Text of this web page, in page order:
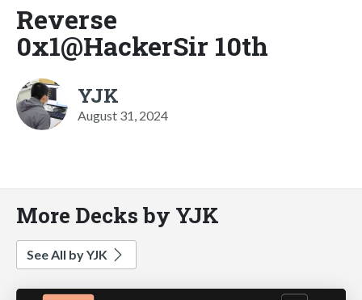
Reverse
0x1@HackerSir 10th
YJK
August 31, 2024
More Decks by YJK
See All by YJK